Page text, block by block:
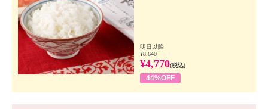
明日以降
¥8,640
¥4,770(税込)
44%OFF